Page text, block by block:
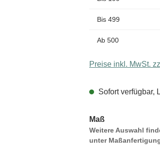
Bis 499
Ab 500
Preise inkl. MwSt.
Sofort verfügbar,
Maß
Weitere Auswahl
unter